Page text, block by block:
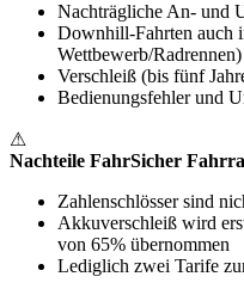
Nachträgliche An- und
Downhill-Fahrten auch
Wettbewerb/Radrennen)
Verschleiß (bis fünf
Bedienungsfehler und
⚠
Nachteile FahrSicher
Zahlenschlösser sind
Akkuverschleiß wird
von 65% übernommen
Lediglich zwei Tarife